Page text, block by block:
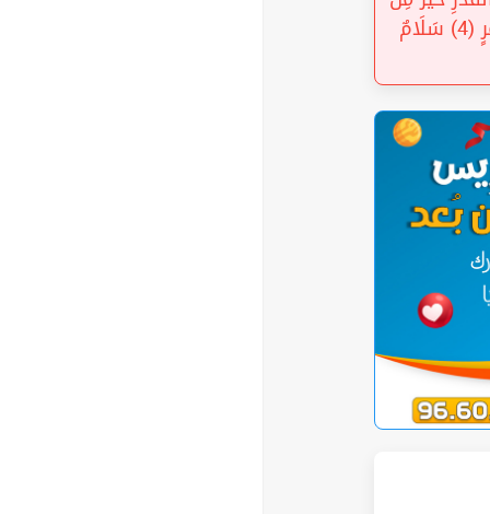
أَلْفِ شَهْرٍ (3) تَنَزَّلُ الْمَلَائِكَةُ وَالرُّوحُ فِيهَا بِإِذْنِ رَبِّهِمْ مِنْ كُلِّ أَمْرٍ (4) سَلَامٌ